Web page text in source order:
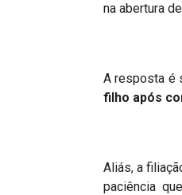
na abertura
A resposta é
filho após
Aliás, a
paciência